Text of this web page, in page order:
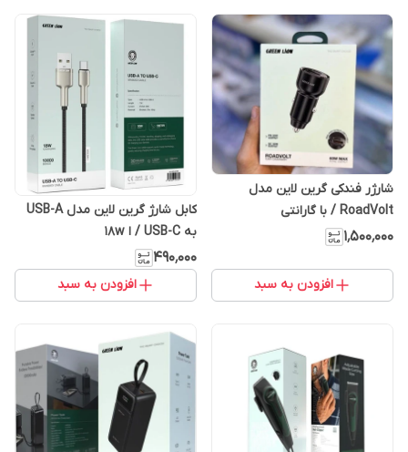
شارژر فندکی گرین لاین مدل
RoadVolt / با گارانتی
۱٬۵۰۰٬۰۰۰
افزودن به سبد
کابل شارژ گرین لاین مدل USB-A
به USB-C / ا 18w
۴۹۰٬۰۰۰
افزودن به سبد